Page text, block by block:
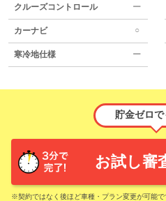
クルーズコントロール ー
カーナビ ○
寒冷地仕様 ー
貯金ゼロで
お試し審
※契約ではなく後ほど車種・プラン変更が可能で